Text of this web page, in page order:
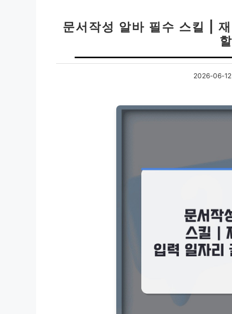
문서작성 알바 필수 스킬 |
2026-06-12